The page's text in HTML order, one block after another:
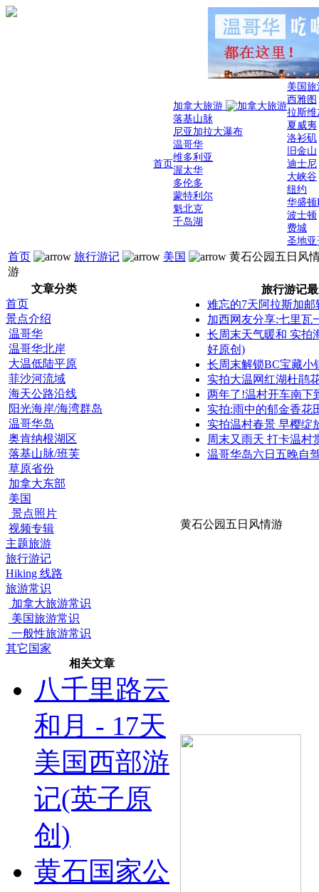
首页
加拿大旅游
落基山脉
尼亚加拉大瀑布
温哥华
维多利亚
渥太华
多伦多
蒙特利尔
魁北克
千岛湖
美国
西雅图
拉斯维
夏威夷
洛衫矶
旧金山
迪士尼
大峡谷
纽约
华盛顿
波士顿
费城
圣地亚
首页 旅行游记 美国
黄石公园五日风
游
文章分类
首页
景点介绍
温哥华
温哥华北岸
大温低陆平原
菲沙河流域
海天公路沿线
阳光海岸/海湾群岛
温哥华岛
奥肯纳根湖区
落基山脉/班芙
草原省份
加拿大东部
美国
景点照片
视频专辑
主题旅游
旅行游记
Hiking 线路
旅游常识
加拿大旅游常识
美国旅游常识
一般性旅游常识
其它国家
相关文章
八千里路云
和月 - 17天
美国西部游
记(英子原
创)
黄石国家公
旅行游记
难忘的7天阿拉斯加
加西网友分享:七里瓦
长周末天气暖和 实拍
好原创)
长周末解锁BC宝藏小
实拍大温网红湖杜鹃
两年了!温村开车南下
实拍:雨中的郁金香花
实拍温村春景 早樱绽
周末又雨天 打卡温村
温哥华岛六日五晚自
黄石公园五日风情游